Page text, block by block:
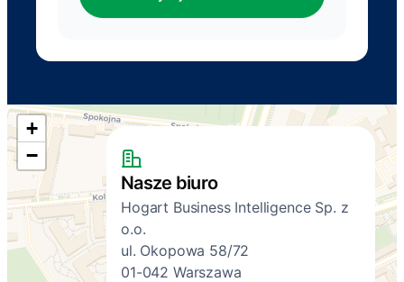
+
−
Nasze biuro
Hogart Business Intelligence Sp. z
o.o.
ul. Okopowa 58/72
01-042 Warszawa